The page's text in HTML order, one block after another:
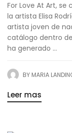
For Love At Art,
la artista Elisa
artista joven de
catálogo dentro
ha generado ...
BY MARIA
Leer mas